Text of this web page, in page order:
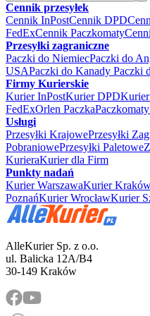
Cennik przesyłek
Cennik InPostCennik DPD
FedExCennik Paczkomaty
Przesyłki zagraniczne
Paczki do NiemiecPaczki do
USAPaczki do Kanady Paczki
Firmy Kurierskie
Kurier InPostKurier DPD
FedExOrlen Paczka
Usługi
Przesyłki KrajowePrzesyłki
PobraniowePrzesyłki Paletowe
KurieraKurier dla Firm
Punkty nadań
Kurier WarszawaKurier
PoznańKurier WrocławKurier
AlleKurier Sp. z o.o.
ul. Balicka 12A/B4
30-149 Kraków